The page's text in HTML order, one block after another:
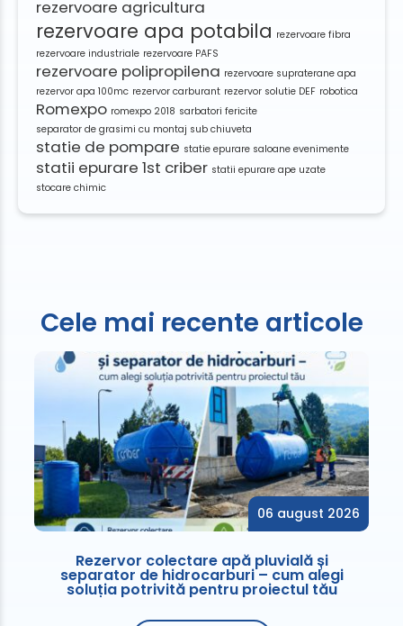
rezervoare agricultura
rezervoare apa potabila rezervoare fibra
rezervoare industriale rezervoare PAFS
rezervoare polipropilena rezervoare supraterane apa
rezervor apa 100mc rezervor carburant rezervor solutie DEF robotica
Romexpo romexpo 2018 sarbatori fericite
separator de grasimi cu montaj sub chiuveta
statie de pompare statie epurare saloane evenimente
statii epurare 1st criber statii epurare ape uzate
stocare chimic
Cele mai recente articole
06 august 2026
Rezervor colectare apă pluvială și
separator de hidrocarburi – cum alegi
soluția potrivită pentru proiectul tău